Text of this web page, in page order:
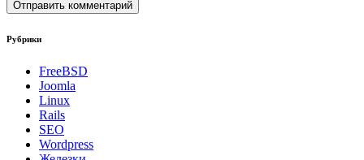
Рубрики
FreeBSD
Joomla
Linux
Rails
SEO
Wordpress